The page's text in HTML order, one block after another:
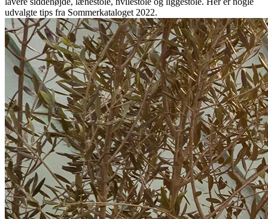
udvalgte tips fra Sommerkataloget 2022.